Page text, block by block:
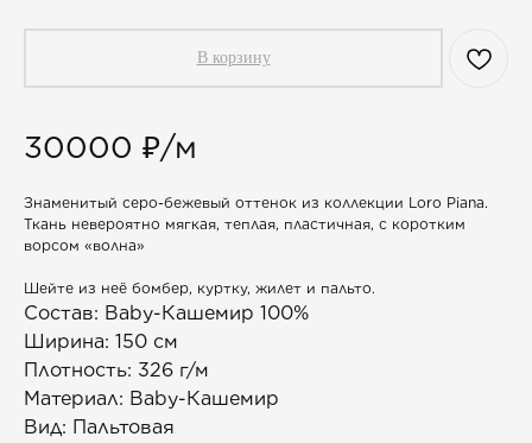
В корзину
30000 ₽/м
Знаменитый серо-бежевый оттенок из коллекции Loro Piana.
Ткань невероятно мягкая, теплая, пластичная, с коротким
ворсом «волна»
Шейте из неё бомбер, куртку, жилет и пальто.
Состав: Baby-Кашемир 100%
Ширина: 150 см
Плотность: 326 г/м
Материал: Baby-Кашемир
Вид: Пальтовая